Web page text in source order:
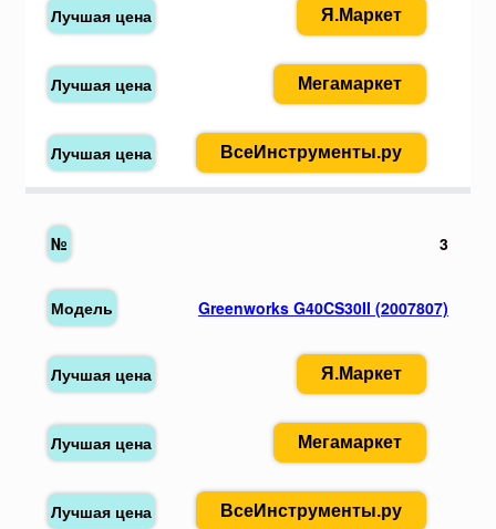
Я.Маркет
Мегамаркет
ВсеИнструменты.ру
3
Greenworks G40CS30II (2007807)
Я.Маркет
Мегамаркет
ВсеИнструменты.ру